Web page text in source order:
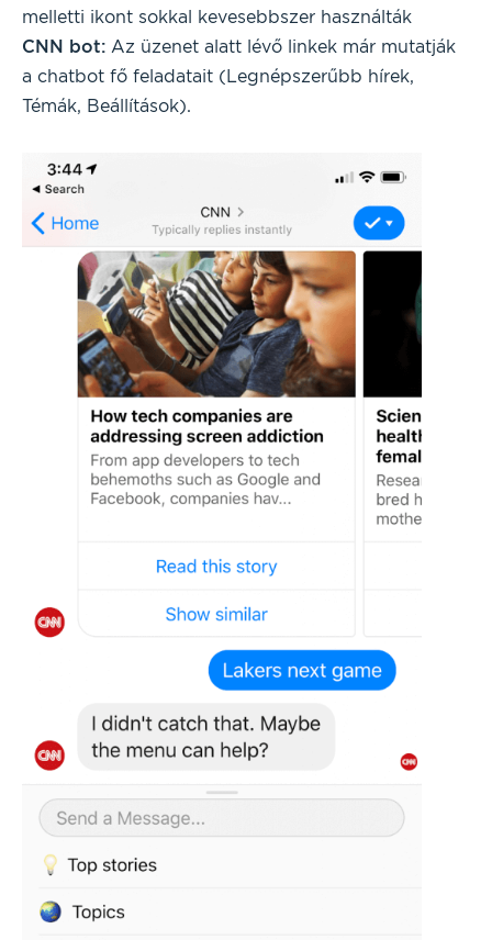
melletti ikont sokkal kevesebbszer használták
CNN bot: Az üzenet alatt lévő linkek már mutatják
a chatbot fő feladatait (Legnépszerűbb hírek,
Témák, Beállítások).